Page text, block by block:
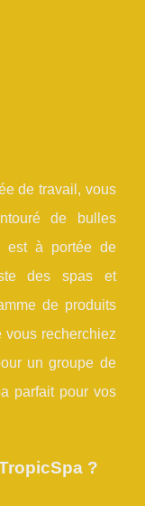
de travail, vous
de bulles
est à portée de
des spas et
de produits
vous recherchiez
un groupe de
parfait pour vos
?